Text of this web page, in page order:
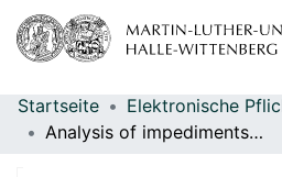
Bereiche & Sammlungen
Startseite
Analysis of impediments to grain export from Russia, Ukraine and Kazakhstan : three essays / by Iryna Kulyk